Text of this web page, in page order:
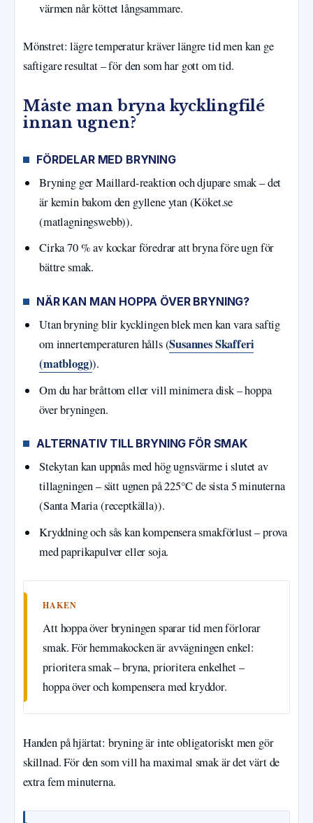
värmen når köttet långsammare.
Mönstret: lägre temperatur kräver längre tid men kan ge
saftigare resultat – för den som har gott om tid.
Måste man bryna kycklingfilé
innan ugnen?
FÖRDELAR MED BRYNING
Bryning ger Maillard-reaktion och djupare smak – det
är kemin bakom den gyllene ytan (Köket.se
(matlagningswebb)).
Cirka 70 % av kockar föredrar att bryna före ugn för
bättre smak.
NÄR KAN MAN HOPPA ÖVER BRYNING?
Utan bryning blir kycklingen blek men kan vara saftig
om innertemperaturen hålls (Susannes Skafferi
(matblogg)).
Om du har bråttom eller vill minimera disk – hoppa
över bryningen.
ALTERNATIV TILL BRYNING FÖR SMAK
Stekytan kan uppnås med hög ugnsvärme i slutet av
tillagningen – sätt ugnen på 225°C de sista 5 minuterna
(Santa Maria (receptkälla)).
Kryddning och sås kan kompensera smakförlust – prova
med paprikapulver eller soja.
HAKEN
Att hoppa över bryningen sparar tid men förlorar
smak. För hemmakocken är avvägningen enkel:
prioritera smak – bryna, prioritera enkelhet –
hoppa över och kompensera med kryddor.
Handen på hjärtat: bryning är inte obligatoriskt men gör
skillnad. För den som vill ha maximal smak är det värt de
extra fem minuterna.